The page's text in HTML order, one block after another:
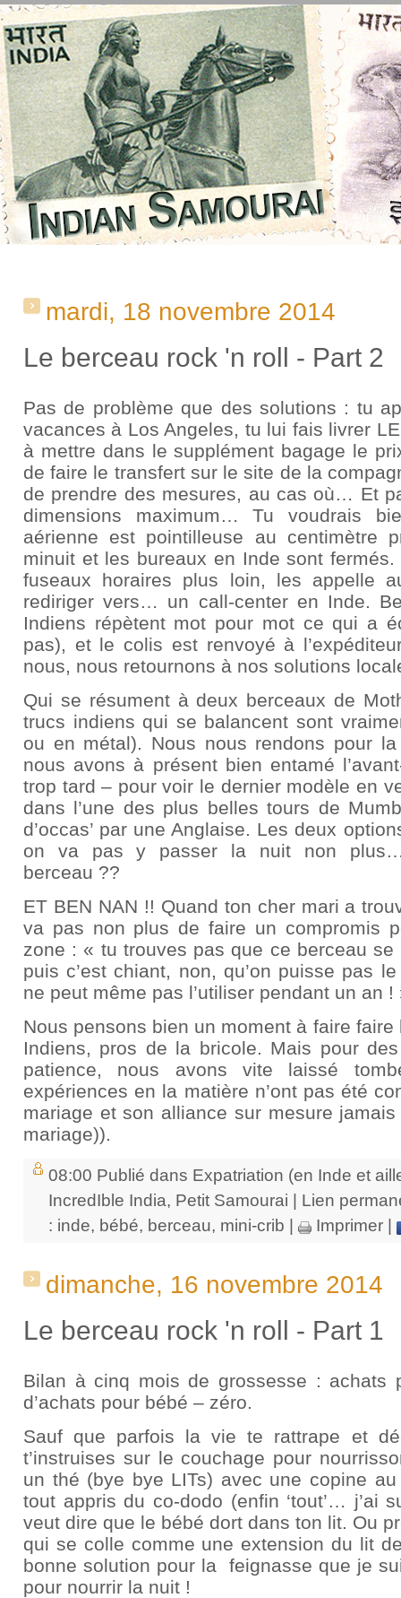
mardi, 18 novembre 2014
Le berceau rock 'n roll - Part 2
Pas de problème que des solutions : tu
vacances à Los Angeles, tu lui fais livrer LE
à mettre dans le supplément bagage le
de faire le transfert sur le site de la
de prendre des mesures, au cas où… Et
dimensions maximum… Tu voudrais
aérienne est pointilleuse au centimètre
minuit et les bureaux en Inde sont
fuseaux horaires plus loin, les appelle
rediriger vers… un call-center en Inde.
Indiens répètent mot pour mot ce qui a
pas), et le colis est renvoyé à
nous, nous retournons à nos solutions
Qui se résument à deux berceaux de
trucs indiens qui se balancent sont
ou en métal). Nous nous rendons pour
nous avons à présent bien entamé
trop tard – pour voir le dernier modèle en
dans l’une des plus belles tours de
d’occas’ par une Anglaise. Les deux
on va pas y passer la nuit non plus…
berceau ??
ET BEN NAN !! Quand ton cher mari a
va pas non plus de faire un compromis
zone : « tu trouves pas que ce berceau
puis c’est chiant, non, qu’on puisse pas
ne peut même pas l’utiliser pendant un an
Nous pensons bien un moment à faire faire
Indiens, pros de la bricole. Mais pour
patience, nous avons vite laissé
expériences en la matière n’ont pas été
mariage et son alliance sur mesure
mariage)).
08:00 Publié dans Expatriation (en Inde et
IncredIble India, Petit Samourai
Lien
: inde, bébé, berceau, mini-crib Imprimer
dimanche, 16 novembre 2014
Le berceau rock 'n roll - Part 1
Bilan à cinq mois de grossesse : achats
d’achats pour bébé – zéro.
Sauf que parfois la vie te rattrape et
t’instruises sur le couchage pour
un thé (bye bye LITs) avec une copine au
tout appris du co-dodo (enfin ‘tout’… j’ai
veut dire que le bébé dort dans ton lit. Ou
qui se colle comme une extension du lit
bonne solution pour la
feignasse que je
pour nourrir la nuit !